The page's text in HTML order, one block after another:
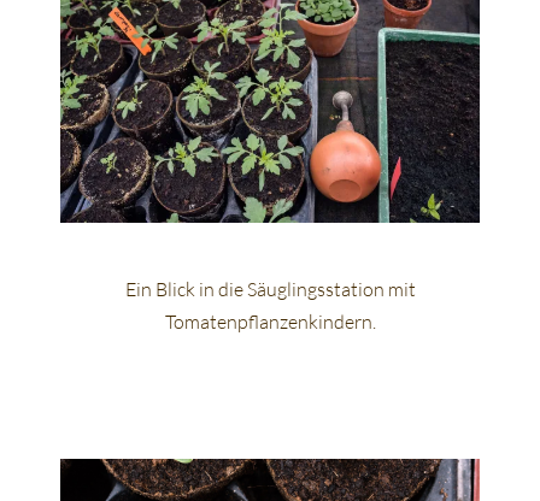
Ein Blick in die Säuglingsstation mit
Tomatenpflanzenkindern.